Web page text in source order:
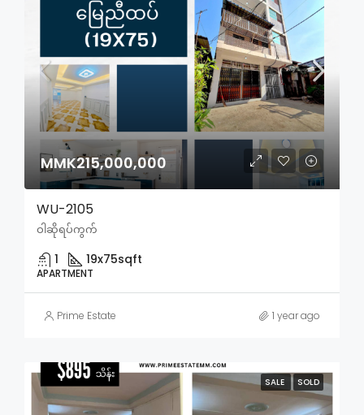
MMK215,000,000
WU-2105
ဝါဆိုရပ်ကွက်
1 19x75sqft
APARTMENT
Prime Estate 1 year ago
SALE SOLD